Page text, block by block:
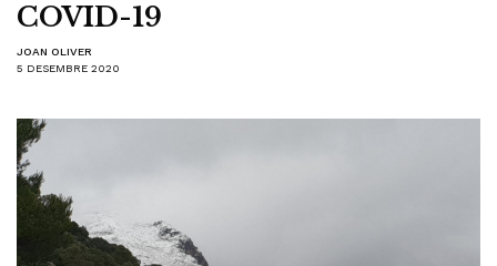
COVID-19
JOAN OLIVER
5 DESEMBRE 2020